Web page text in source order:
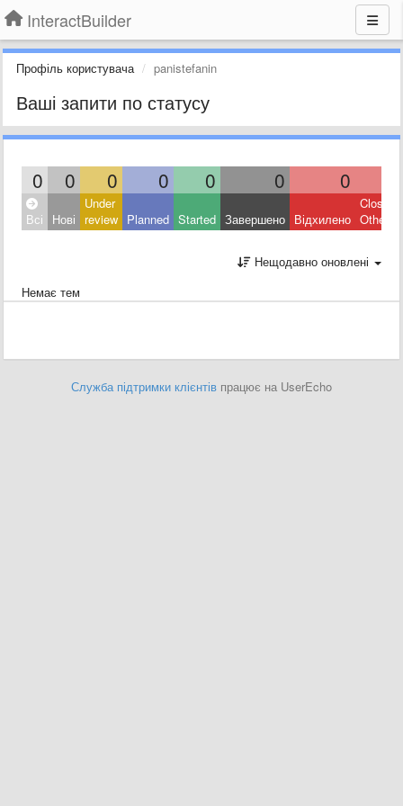
InteractBuilder
Профіль користувача panistefanin
Ваші запити по статусу
0 0 0 0 0 0 0
Всі Нові
Under
review Planned Started Завершено Відхилено
Closed:
Other
Нещодавно оновлені
Немає тем
Служба підтримки клієнтів працює на UserEcho